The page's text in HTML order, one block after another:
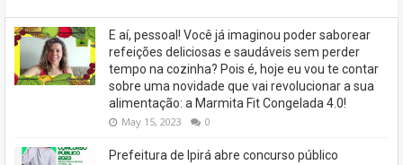
E aí, pessoal! Você já imaginou poder saborear
refeições deliciosas e saudáveis ​​sem perder
tempo na cozinha? Pois é, hoje eu vou te contar
sobre uma novidade que vai revolucionar a sua
alimentação: a Marmita Fit Congelada 4.0!
May 15, 2023 0
Prefeitura de Ipirá abre concurso público